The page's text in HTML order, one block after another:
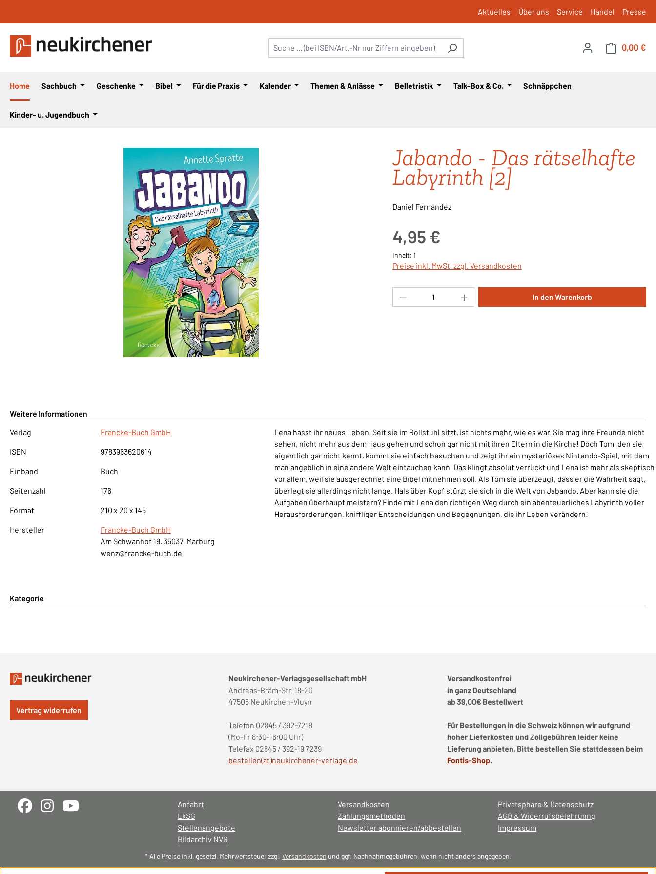
Aktuelles Über uns Service Handel Presse
0,00 €
Home Sachbuch Geschenke Bibel Für die Praxis Kalender Themen & Anlässe Belletristik Talk-Box & Co. Schnäppchen
Kinder- u. Jugendbuch
Jabando - Das rätselhafte
Labyrinth [2]
Daniel Fernández
4,95 €
Inhalt: 1
Preise inkl. MwSt. zzgl. Versandkosten
Produkt Anzahl: Gib den gewünschten Wert ein
In den Warenkorb
Weitere Informationen
Verlag
Francke-Buch GmbH
ISBN 9783963620614
Einband Buch
Seitenzahl 176
Format 210 x 20 x 145
Hersteller
Francke-Buch GmbH
Am Schwanhof 19, 35037 Marburg
wenz@francke-buch.de
Lena hasst ihr neues Leben. Seit sie im Rollstuhl sitzt, ist nichts mehr, wie es war. Sie mag ihre Freunde nicht
sehen, nicht mehr aus dem Haus gehen und schon gar nicht mit ihren Eltern in die Kirche! Doch Tom, den sie
eigentlich gar nicht kennt, kommt sie einfach besuchen und zeigt ihr ein mysteriöses Nintendo-Spiel, mit dem
man angeblich in eine andere Welt eintauchen kann. Das klingt absolut verrückt und Lena ist mehr als skeptisch
vor allem, weil sie ausgerechnet eine Bibel mitnehmen soll. Als Tom sie überzeugt, dass er die Wahrheit sagt,
überlegt sie allerdings nicht lange. Hals über Kopf stürzt sie sich in die Welt von Jabando. Aber kann sie die
Aufgaben überhaupt meistern? Finde mit Lena den richtigen Weg durch ein abenteuerliches Labyrinth voller
Herausforderungen, kniffliger Entscheidungen und Begegnungen, die ihr Leben verändern!
Kategorie
Vertrag widerrufen
Neukirchener-Verlagsgesellschaft mbH
Andreas-Bräm-Str. 18-20
47506 Neukirchen-Vluyn
Telefon 02845 / 392-7218
(Mo-Fr 8:30-16:00 Uhr)
Telefax 02845 / 392-19 7239
bestellen(at)neukirchener-verlage.de
Versandkostenfrei
in ganz Deutschland
ab 39,00€ Bestellwert
Für Bestellungen in die Schweiz können wir aufgrund
hoher Lieferkosten und Zollgebühren leider keine
Lieferung anbieten. Bitte bestellen Sie stattdessen beim
Fontis-Shop.
Anfahrt
LkSG
Stellenangebote
Versandkosten
Zahlungsmethoden
Newsletter abonnieren/abbestellen
Privatsphäre & Datenschutz
AGB & Widerrufsbelehrunng
Impressum
Bildarchiv NVG
* Alle Preise inkl. gesetzl. Mehrwertsteuer zzgl. Versandkosten und ggf. Nachnahmegebühren, wenn nicht anders angegeben.